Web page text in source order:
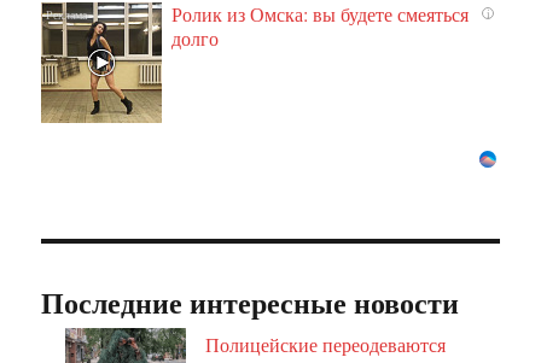
i
Ролик из Омска: вы будете смеяться
долго
Последние интересные новости
Полицейские переодеваются